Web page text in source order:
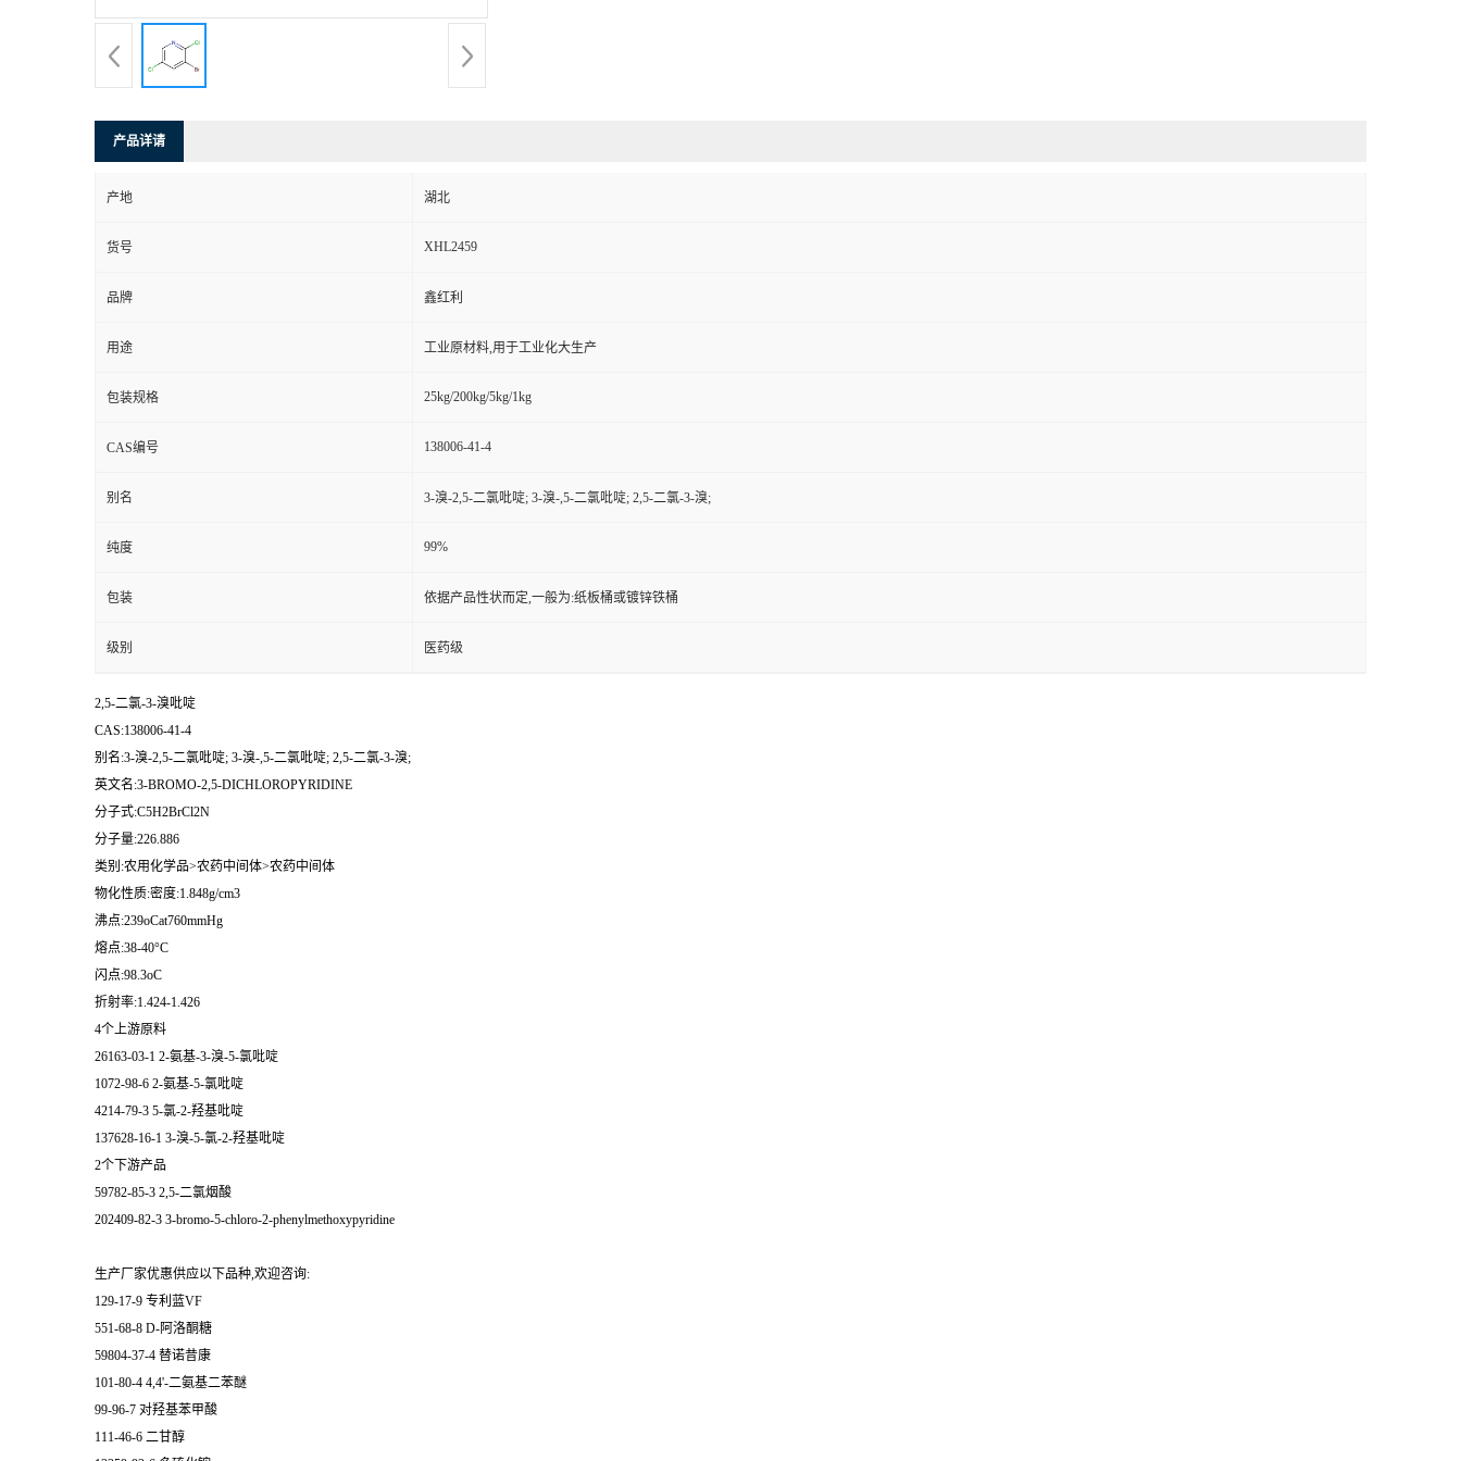
产品详请
产地 湖北
货号 XHL2459
品牌 鑫红利
用途 工业原材料,用于工业化大生产
包装规格 25kg/200kg/5kg/1kg
CAS编号 138006-41-4
别名 3-溴-2,5-二氯吡啶; 3-溴-,5-二氯吡啶; 2,5-二氯-3-溴;
纯度 99%
包装 依据产品性状而定,一般为:纸板桶或镀锌铁桶
级别 医药级
2,5-二氯-3-溴吡啶
CAS:138006-41-4
别名:3-溴-2,5-二氯吡啶; 3-溴-,5-二氯吡啶; 2,5-二氯-3-溴;
英文名:3-BROMO-2,5-DICHLOROPYRIDINE
分子式:C5H2BrCl2N
分子量:226.886
类别:农用化学品>农药中间体>农药中间体
物化性质:密度:1.848g/cm3
沸点:239oCat760mmHg
熔点:38-40°C
闪点:98.3oC
折射率:1.424-1.426
4个上游原料
26163-03-1 2-氨基-3-溴-5-氯吡啶
1072-98-6 2-氨基-5-氯吡啶
4214-79-3 5-氯-2-羟基吡啶
137628-16-1 3-溴-5-氯-2-羟基吡啶
2个下游产品
59782-85-3 2,5-二氯烟酸
202409-82-3 3-bromo-5-chloro-2-phenylmethoxypyridine
生产厂家优惠供应以下品种,欢迎咨询:
129-17-9 专利蓝VF
551-68-8 D-阿洛酮糖
59804-37-4 替诺昔康
101-80-4 4,4'-二氨基二苯醚
99-96-7 对羟基苯甲酸
111-46-6 二甘醇